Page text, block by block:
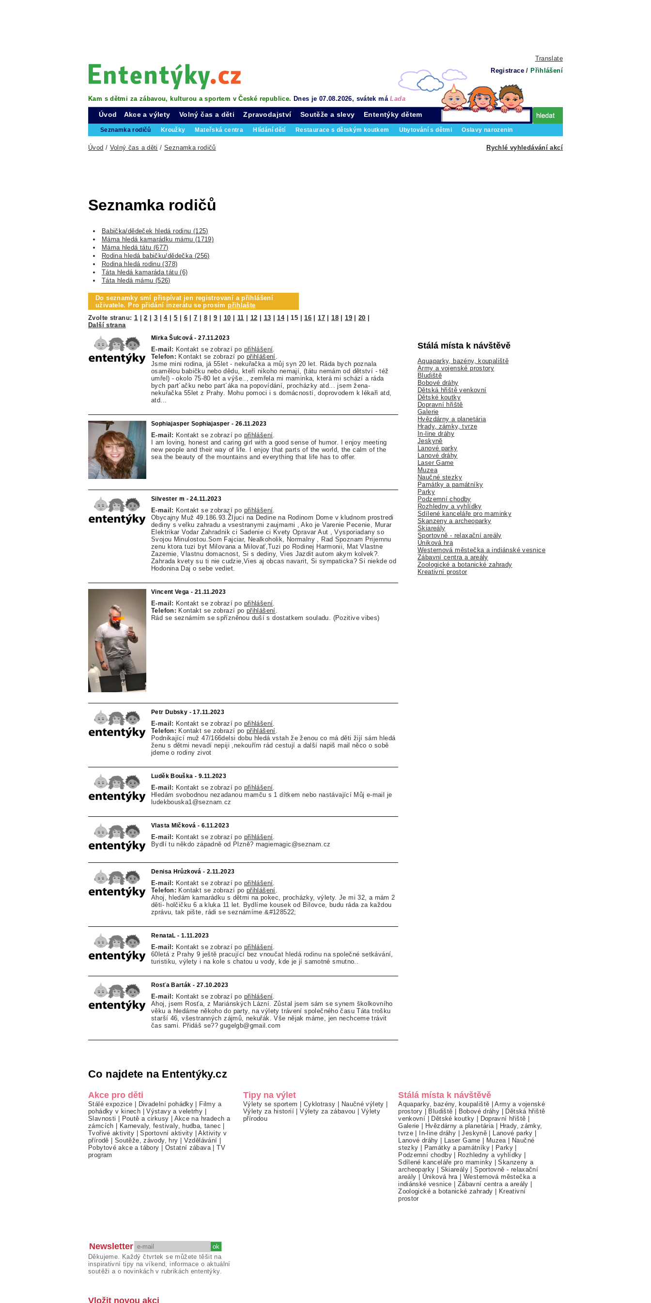
Translate
Registrace / Přihlášení
Kam s dětmi za zábavou, kulturou a sportem v České republice. Dnes je 07.08.2026, svátek máLada
Úvod Akce a výlety Volný čas a děti
Seznamka rodičů Kroužky Mateřská centra Hlídání dětí Restaurace s dětským koutkem Ubytování s dětmi Oslavy narozenin
Zpravodajství Soutěže a slevy Ententýky dětem
Rychlé vyhledávání akcí
Úvod / Volný čas a děti /Seznamka rodičů
Seznamka rodičů
Babička/dědeček hledá rodinu (125)
Máma hledá kamarádku mámu (1719)
Máma hledá tátu (677)
Rodina hledá babičku/dědečka (256)
Rodina hledá rodinu (378)
Táta hledá kamaráda tátu (6)
Táta hledá mámu (526)
Do seznamky smí přispívat jen registrovaní a přihlášení
uživatele. Pro přidání inzerátu se prosímpřihlašte
Zvolte stranu: 1 |2 3 |4| 5 6|7 8|9 10 11 12 13 |14|15 |16 |17 |18|19|20
Další strana
Mirka Šulcová - 27.11.2023
E-mail: Kontakt se zobrazí po přihlášení
Telefon: Kontakt se zobrazí po přihlášení
Jsme mini rodina, já 55let - nekuřačka a můj syn 20 let. Ráda bych poznala
osamělou babičku nebo dědu, kteří nikoho nemají, (tátu nemám od dětství - též
umřel) - okolo 75-80 let a výše.., zemřela mi maminka, která mi schází a ráda
bych part´ačku nebo part´áka na popovídání, procházky atd... jsem žena-
nekuřačka 55let z Prahy. Mohu pomoci i s domácností, doprovodem k lékaři atd,
atd...
Sophiajasper Sophiajasper - 26.11.2023
E-mail: Kontakt se zobrazí po přihlášení
I am loving, honest and caring girl with a good sense of humor. I enjoy meeting
new people and their way of life. I enjoy that parts of the world, the calm of the
sea the beauty of the mountains and everything that life has to offer.
Silvester m - 24.11.2023
E-mail: Kontakt se zobrazí po přihlášení
Obycajny Muž 49.186.93.ŽIjuci na Dedine na Rodinom Dome v kludnom prostredi
dediny s velku zahradu a vsestranymi zaujmami , Ako je Varenie Pecenie, Murar
Elektrikar Vodar Zahradnik ci Sadenie ci Kvety Opravar Aut , Vysporiadany so
Svojou Minulostou.Som Fajciar, Nealkoholik, Normalny , Rad Spoznam Prijemnu
zenu ktora tuzi byt Milovana a Milovať,Tuzi po Rodinej Harmonii, Mat Vlastne
Zazemie, Vlastnu domacnost, Si s dediny, Vies Jazdit autom akym kolvek?.
Zahrada kvety su ti nie cudzie,Vies aj obcas navarit, Si sympaticka? Si niekde od
Hodonina Daj o sebe vediet.
Vincent Vega - 21.11.2023
E-mail: Kontakt se zobrazí po přihlášení
Telefon: Kontakt se zobrazí po přihlášení
Rád se seznámím se spřízněnou duší s dostatkem souladu. (Pozitive vibes)
Petr Dubsky - 17.11.2023
E-mail: Kontakt se zobrazí po přihlášení.
Telefon: Kontakt se zobrazí po přihlášení.
Podnikající muž 47/166delsi dobu hledá vstah že ženou co má děti žijí sám hledá
ženu s dětmi nevadí nepiji ,nekouřím rád cestují a další napiš mail něco o sobě
jdeme o rodiny zivot
Luděk Bouška - 9.11.2023
E-mail: Kontakt se zobrazí po přihlášení.
Hledám svobodnou nezadanou mamču s 1 dítkem nebo nastávající Můj e-mail je
ludekbouska1@seznam.cz
Vlasta Mičková - 6.11.2023
E-mail: Kontakt se zobrazí po přihlášení.
Bydlí tu někdo západně od Plzně? magiemagic@seznam.cz
Denisa Hrůzková - 2.11.2023
E-mail: Kontakt se zobrazí po přihlášení.
Telefon: Kontakt se zobrazí po přihlášení.
Ahoj, hledám kamarádku s dětmi na pokec, procházky, výlety. Je mi 32, a mám 2
děti- holčičku 6 a kluka 11 let. Bydlíme kousek od Bílovce, budu ráda za každou
zprávu, tak pište, rádi se seznámíme &#128522;
RenataL - 1.11.2023
E-mail: Kontakt se zobrazí po přihlášení.
60letá z Prahy 9 ještě pracující bez vnoučat hledá rodinu na společné setkávání,
turistiku, výlety i na kole s chatou u vody, kde je jí samotné smutno..
Rosťa Barták - 27.10.2023
E-mail: Kontakt se zobrazí po přihlášení.
Ahoj, jsem Rosťa, z Mariánských Lázní. Zůstal jsem sám se synem školkovního
věku a hledáme někoho do party, na výlety trávení společného času Táta trošku
starší 46, všestranných zájmů, nekuřák. Vše nějak máme, jen nechceme trávit
čas sami. Přidáš se?? gugelgb@gmail.com
Stálá místa k návštěvě
Aquaparky, bazény, koupaliště
Army a vojenské prostory
Bludiště
Bobové dráhy
Dětská hřiště venkovní
Dětské koutky
Dopravní hřiště
Galerie
Hvězdárny a planetária
Hrady, zámky, tvrze
In-line dráhy
Jeskyně
Lanové parky
Lanové dráhy
Laser Game
Muzea
Naučné stezky
Památky a památníky
Parky
Podzemní chodby
Rozhledny a vyhlídky
Sdílené kanceláře pro maminky
Skanzeny a archeoparky
Skiareály
Sportovně - relaxační areály
Úniková hra
Westernová městečka a indiánské vesnice
Zábavní centra a areály
Zoologické a botanické zahrady
Kreativní prostor
Co najdete na Ententýky.cz
Akce pro děti
Stálé expozice Divadelní pohádky
Filmy a
pohádky v kinech |Výstavy a veletrhy
Slavnosti
Poutě a cirkusy
Akce na hradech a
zámcích
Karnevaly, festivaly, hudba, tanec
Tvořivé aktivity |Sportovní aktivity |Aktivity v
přírodě
Soutěže, závody, hry Vzdělávání
Pobytové akce a tábory
Ostatní zábava|TV
program
Tipy na výlet
Výlety se sportem Cyklotrasy Naučné výlety
Výlety za historií |Výlety za zábavou
Výlety
přírodou
Stálá místa k návštěvě
Aquaparky, bazény, koupaliště |Army a vojenské
prostory
Bludiště Bobové dráhy
Dětská hřiště
venkovní
Dětské koutky Dopravní hřiště
Galerie
Hvězdárny a planetária|
Hrady, zámky,
tvrze
In-line dráhy |Jeskyně Lanové parky
Lanové dráhy
Laser Game Muzea|
Naučné
stezky
Památky a památníky| Parky
Podzemní chodby| Rozhledny a vyhlídky
Sdílené kanceláře pro maminky |Skanzeny a
archeoparky
Skiareály |Sportovně - relaxační
areály
Úniková hra|Westernová městečka a
indiánské vesnice
Zábavní centra a areály
Zoologické a botanické zahrady
Kreativní
prostor
Newsletter
Děkujeme. Každý čtvrtek se můžete těšit na
inspirativní tipy na víkend, informace o aktuální
soutěži a o novinkách v rubrikách ententýky.
Vložit novou akci